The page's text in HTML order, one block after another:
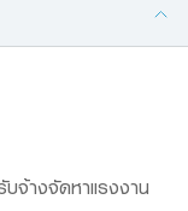
จ้างจัดหาแรงงาน